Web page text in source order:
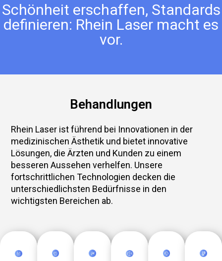
Schönheit erschaffen, Standards
definieren: Rhein Laser macht es
vor.
Behandlungen
Rhein Laser ist führend bei Innovationen in der
medizinischen Ästhetik und bietet innovative
Lösungen, die Ärzten und Kunden zu einem
besseren Aussehen verhelfen. Unsere
fortschrittlichen Technologien decken die
unterschiedlichsten Bedürfnisse in den
wichtigsten Bereichen ab.